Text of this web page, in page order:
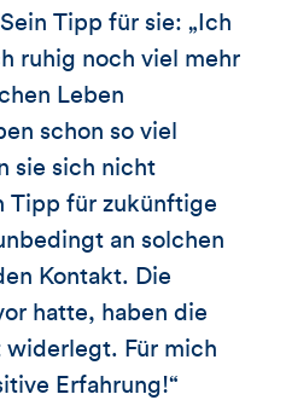
Tipp für sie: „Ich
ruhig noch viel mehr
Leben
schon so viel
sie sich nicht
Tipp für zukünftige
an solchen
Kontakt. Die
hatte, haben die
Für mich
Erfahrung!“